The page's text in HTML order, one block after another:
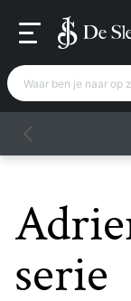
Waar ben je naar
serie